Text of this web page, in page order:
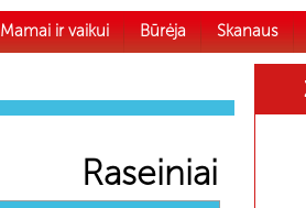
Mamai ir vaikui Būrėja Skanaus
Raseiniai